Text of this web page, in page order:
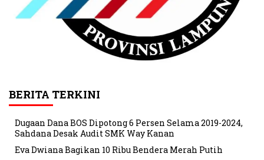
BERITA TERKINI
Dugaan Dana BOS Dipotong 6 Persen Selama 2019-2024,
Sahdana Desak Audit SMK Way Kanan
Eva Dwiana Bagikan 10 Ribu Bendera Merah Putih